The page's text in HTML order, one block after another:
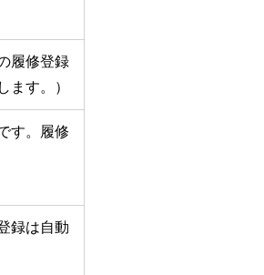
履修登録
ます。）
す。履修
録は自動